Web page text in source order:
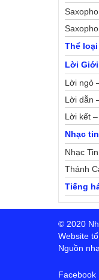
Thể
Lời
Lời ngỏ
Lời dẫn
Lời kết
Nhạc
Nhạc
Thánh
Tiếng
© 2020
Website
Nguồn
Facebook